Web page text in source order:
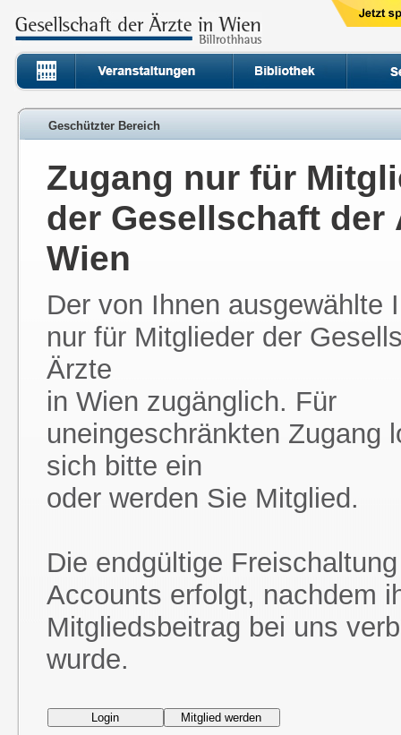
Geschützter Bereich
Zugang nur für
der Gesellschaft der
Wien
Der von Ihnen ausgewählte
nur für Mitglieder der
Ärzte
in Wien zugänglich. Für
uneingeschränkten Zugang
sich bitte ein
oder werden Sie Mitglied.
Die endgültige
Accounts erfolgt, nachdem
Mitgliedsbeitrag bei uns
wurde.